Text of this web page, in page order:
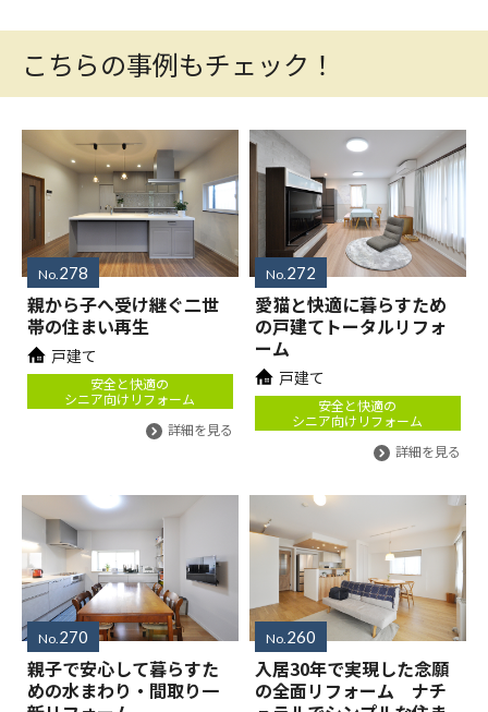
こちらの事例もチェック！
No. 278
親から子へ受け継ぐ二世
帯の住まい再生
戸建て
安全と快適の
シニア向けリフォーム
詳細を見る
No. 272
愛猫と快適に暮らすため
の戸建てトータルリフォ
ーム
戸建て
安全と快適の
シニア向けリフォーム
詳細を見る
No.270
親子で安心して暮らすた
めの水まわり・間取り一
No.260
入居30年で実現した念願
の全面リフォーム ナチ